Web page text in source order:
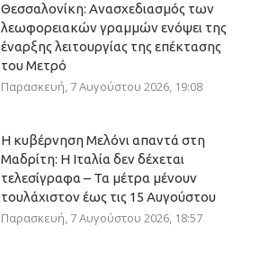
Θεσσαλονίκη: Ανασχεδιασμός των
λεωφορειακών γραμμών ενόψει της
έναρξης λειτουργίας της επέκτασης
του Μετρό
Παρασκευή, 7 Αυγούστου 2026, 19:08
Η κυβέρνηση Μελόνι απαντά στη
Μαδρίτη: Η Ιταλία δεν δέχεται
τελεσίγραφα – Τα μέτρα μένουν
τουλάχιστον έως τις 15 Αυγούστου
Παρασκευή, 7 Αυγούστου 2026, 18:57